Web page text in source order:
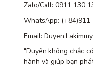
Zalo/Call: 0911 130
WhatsApp: (+84)911
Email:
"Duyên không chắc
hành và giúp bạn